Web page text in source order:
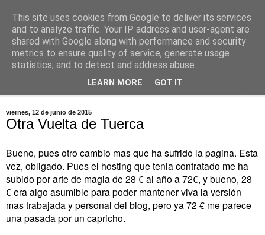
Dawolf
Blog, cine, fotografia, programación
viernes, 12 de junio de 2015
Otra Vuelta de Tuerca
Bueno, pues otro cambio mas que ha sufrido la pagina. Esta
vez, obligado. Pues el hosting que tenia contratado me ha
subido por arte de magia de 28 € al año a 72€, y bueno, 28
€ era algo asumible para poder mantener viva la versión
mas trabajada y personal del blog, pero ya 72 € me parece
una pasada por un capricho.
This site uses cookies from Google to deliver its services
and to analyze traffic. Your IP address and user-agent are
shared with Google along with performance and security
metrics to ensure quality of service, generate usage
statistics, and to detect and address abuse.
LEARN MORE GOT IT